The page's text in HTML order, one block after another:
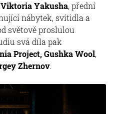
Viktoria Yakusha, přední
nábytek, svítidla a
světově proslulou
svá díla pak
Project, Gushka Wool,
Zhernov.